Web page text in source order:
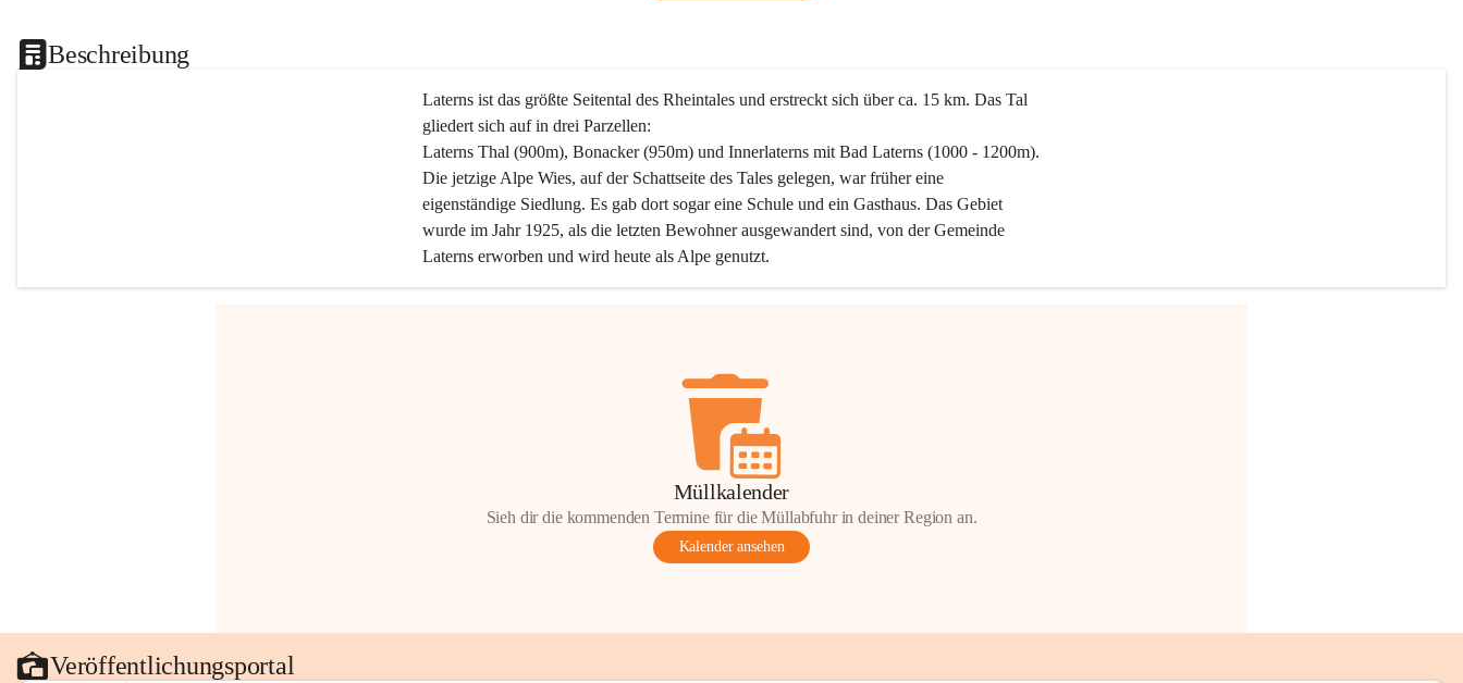
Beschreibung
Laterns ist das größte Seitental des Rheintales und erstreckt sich über ca. 15 km. Das Tal
gliedert sich auf in drei Parzellen:
Laterns Thal (900m), Bonacker (950m) und Innerlaterns mit Bad Laterns (1000 - 1200m).
Die jetzige Alpe Wies, auf der Schattseite des Tales gelegen, war früher eine
eigenständige Siedlung. Es gab dort sogar eine Schule und ein Gasthaus. Das Gebiet
wurde im Jahr 1925, als die letzten Bewohner ausgewandert sind, von der Gemeinde
Laterns erworben und wird heute als Alpe genutzt.
Müllkalender
Sieh dir die kommenden Termine für die Müllabfuhr in deiner Region an.
Kalender ansehen
Veröffentlichungsportal